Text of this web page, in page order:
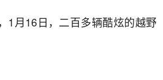
1月16日，二百多辆酷炫的越野